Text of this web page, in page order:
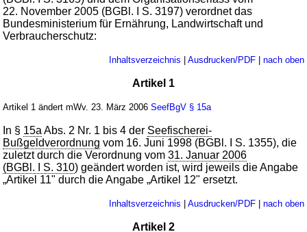
22. November 2005 (BGBl. I S. 3197) verordnet das
Bundesministerium für Ernährung, Landwirtschaft und
Verbraucherschutz:
Inhaltsverzeichnis | Ausdrucken/PDF| nach oben
Artikel 1
Artikel 1 ändert mWv. 23. März 2006SeefBgV § 15a
In § 15a Abs. 2 Nr. 1 bis 4 der Seefischerei-
Bußgeldverordnung vom 16. Juni 1998 (BGBl. I S. 1355), die
zuletzt durch die Verordnung vom31. Januar 2006
(BGBl. I S. 310) geändert worden ist, wird jeweils die Angabe
„Artikel 11" durch die Angabe „Artikel 12" ersetzt.
Inhaltsverzeichnis | Ausdrucken/PDF| nach oben
Artikel 2